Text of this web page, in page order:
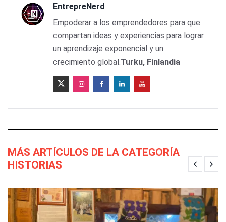
EntrepreNerd
Empoderar a los emprendedores para que
compartan ideas y experiencias para lograr
un aprendizaje exponencial y un
crecimiento global.Turku, Finlandia
MÁS ARTÍCULOS DE LA CATEGORÍA
HISTORIAS